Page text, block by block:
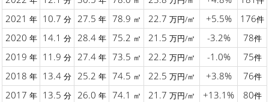
2021 年 10.7 分 27.5 年 78.9 ㎡ 22.7 万円/㎡ +5.5% 176件
2020 年 14.1 分 28.4 年 75.2 ㎡ 21.5 万円/㎡ -3.2% 78件
2019 年 11.9 分 27.4 年 73.5 ㎡ 22.2 万円/㎡ -1.0% 75件
2018 年 13.4 分 25.2 年 74.5 ㎡ 22.5 万円/㎡ +3.8% 76件
2017 年 13.5 分 26.0 年 74.1 ㎡ 21.7 万円/㎡ +13.1% 80件